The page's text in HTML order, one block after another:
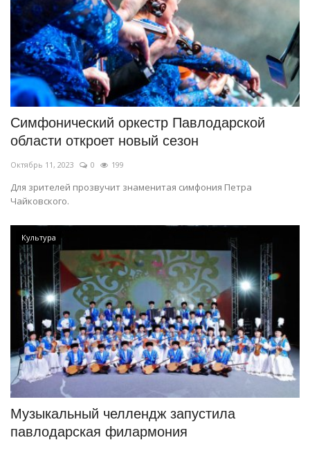
Симфонический оркестр Павлодарской
области откроет новый сезон
Октябрь 11, 2023 0 199
Для зрителей прозвучит знаменитая симфония Петра
Чайковского.
Культура
Музыкальный челлендж запустила
павлодарская филармония